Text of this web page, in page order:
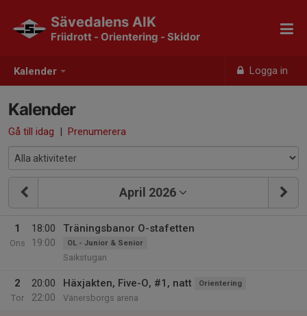
Kalender Logga in
Sävedalens AIK
Friidrott - Orientering - Skidor
Kalender
Gå till idag | Prenumerera
April 2026
1
Ons
18:00
19:00
Träningsbanor O-stafetten
OL - Junior & Senior
Saikstugan
2
Tor
20:00
22:00
Häxjakten, Five-O, #1, natt Orientering
Vänersborgs arena